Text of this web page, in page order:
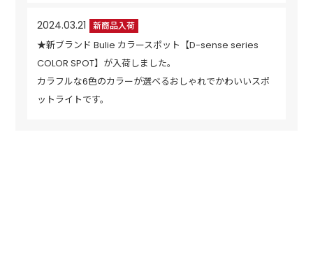
2024.03.21 新商品入荷
★新ブランド Bulie カラースポット【D-sense series
COLOR SPOT】が入荷しました。
カラフルな6色のカラーが選べるおしゃれでかわいいスポ
ットライトです。